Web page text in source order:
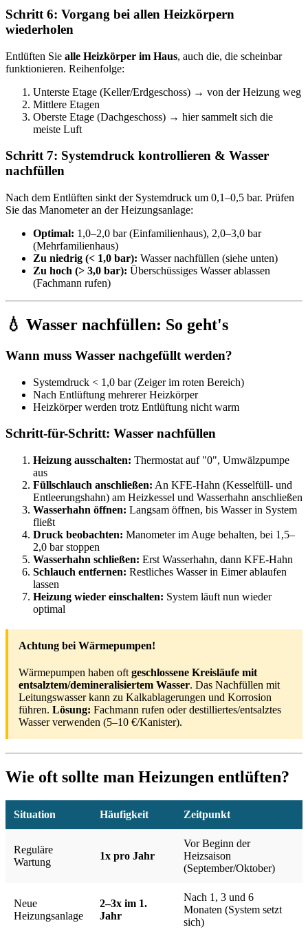
Schritt 6: Vorgang bei allen Heizkörpern
wiederholen
Entlüften Sie alle Heizkörper im Haus, auch die, die scheinbar
funktionieren. Reihenfolge:
Unterste Etage (Keller/Erdgeschoss) → von der Heizung weg
Mittlere Etagen
Oberste Etage (Dachgeschoss) → hier sammelt sich die
meiste Luft
Schritt 7: Systemdruck kontrollieren & Wasser
nachfüllen
Nach dem Entlüften sinkt der Systemdruck um 0,1–0,5 bar. Prüfen
Sie das Manometer an der Heizungsanlage:
Optimal: 1,0–2,0 bar (Einfamilienhaus), 2,0–3,0 bar
(Mehrfamilienhaus)
Zu niedrig (< 1,0 bar): Wasser nachfüllen (siehe unten)
Zu hoch (> 3,0 bar): Überschüssiges Wasser ablassen
(Fachmann rufen)
💧 Wasser nachfüllen: So geht's
Wann muss Wasser nachgefüllt werden?
Systemdruck < 1,0 bar (Zeiger im roten Bereich)
Nach Entlüftung mehrerer Heizkörper
Heizkörper werden trotz Entlüftung nicht warm
Schritt-für-Schritt: Wasser nachfüllen
Heizung ausschalten: Thermostat auf "0", Umwälzpumpe
aus
Füllschlauch anschließen: An KFE-Hahn (Kesselfüll- und
Entleerungshahn) am Heizkessel und Wasserhahn anschließen
Wasserhahn öffnen: Langsam öffnen, bis Wasser in System
fließt
Druck beobachten: Manometer im Auge behalten, bei 1,5–
2,0 bar stoppen
Wasserhahn schließen: Erst Wasserhahn, dann KFE-Hahn
Schlauch entfernen: Restliches Wasser in Eimer ablaufen
lassen
Heizung wieder einschalten: System läuft nun wieder
optimal
Achtung bei Wärmepumpen!
Wärmepumpen haben oftgeschlossene Kreisläufe mit
entsalztem/demineralisiertem Wasser. Das Nachfüllen mit
Leitungswasser kann zu Kalkablagerungen und Korrosion
führen. Lösung: Fachmann rufen oder destilliertes/entsalztes
Wasser verwenden (5–10 €/Kanister).
Wie oft sollte man Heizungen entlüften?
Situation Häufigkeit Zeitpunkt
Reguläre
Wartung
1x pro Jahr
Vor Beginn der
Heizsaison
(September/Oktober)
Neue
Heizungsanlage
2–3x im 1.
Jahr
Nach 1, 3 und 6
Monaten (System setzt
sich)